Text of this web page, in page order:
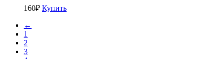
160₽ Купить
←
1
2
3